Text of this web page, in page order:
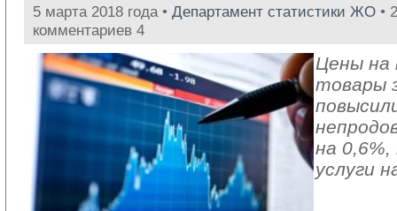
5 марта 2018 года • Департамент статистики ЖО •
комментариев 4
Цены на
товары
на
услуги